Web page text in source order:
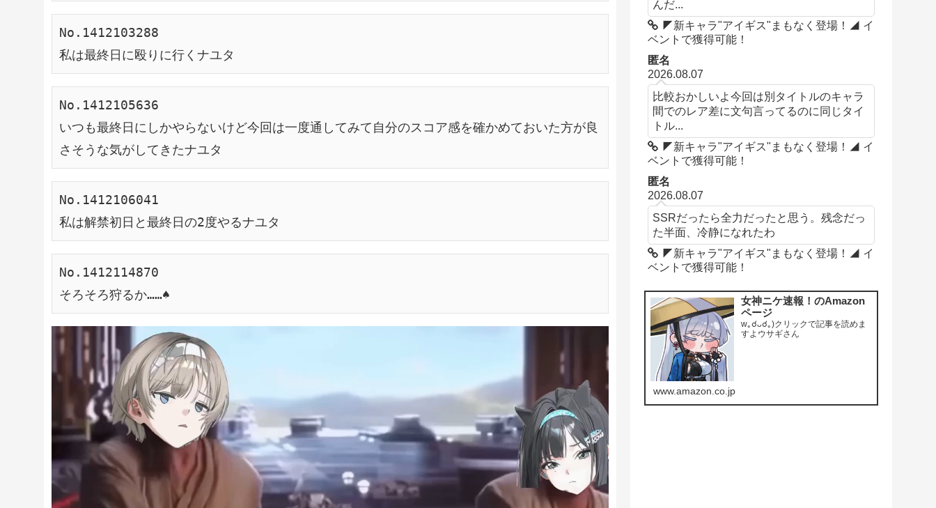
No.1412103288
私は最終日に殴りに行くナユタ
No.1412105636
いつも最終日にしかやらないけど今回は一度通してみて自分のスコア感を確かめておいた方が良
さそうな気がしてきたナユタ
No.1412106041
私は解禁初日と最終日の2度やるナユタ
No.1412114870
そろそろ狩るか……♠
んだ...
◤新キャラ"アイギス"まもなく登場！◢ イ
ベントで獲得可能！
匿名
2026.08.07
比較おかしいよ今回は別タイトルのキャラ
間でのレア差に文句言ってるのに同じタイ
トル...
◤新キャラ"アイギス"まもなく登場！◢ イ
ベントで獲得可能！
匿名
2026.08.07
SSRだったら全力だったと思う。残念だっ
た半面、冷静になれたわ
◤新キャラ"アイギス"まもなく登場！◢ イ
ベントで獲得可能！
女神ニケ速報！のAmazon
ページ
w｡☌ᴗ☌｡)クリックで記事を読めま
すよウサギさん
www.amazon.co.jp